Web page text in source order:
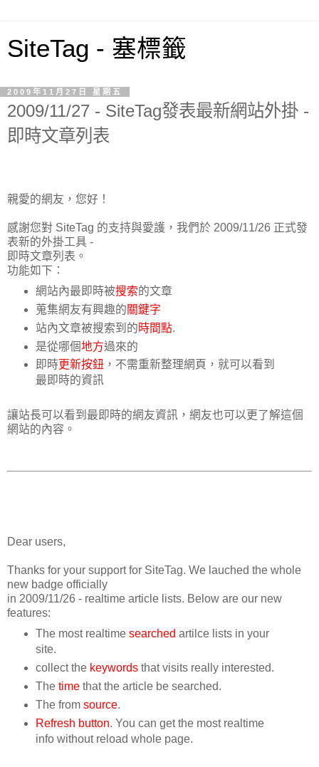
SiteTag - 塞標籤
2009年11月27日 星期五
2009/11/27 - SiteTag發表最新網站外掛 -
即時文章列表
親愛的網友，您好！
感謝您對 SiteTag 的支持與愛護，我們於 2009/11/26 正式發
表新的外掛工具 -
即時文章列表。
功能如下：
網站內最即時被搜索的文章
蒐集網友有興趣的關鍵字
站內文章被搜索到的時間點.
是從哪個地方過來的
即時更新按鈕，不需重新整理網頁，就可以看到
最即時的資訊
讓站長可以看到最即時的網友資訊，網友也可以更了解這個
網站的內容。
Dear users,
Thanks for your support for SiteTag. We lauched the whole
new badge officially
in 2009/11/26 - realtime article lists. Below are our new
features:
The most realtime searched artilce lists in your
site.
collect the keywordsthat visits really interested.
The timethat the article be searched.
The from source.
Refresh button. You can get the most realtime
info without reload whole page.